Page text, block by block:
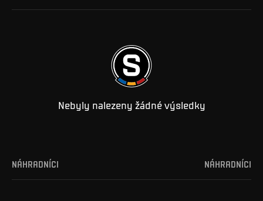
Nebyly nalezeny žádné výsledky
NÁHRADNÍCI NÁHRADNÍCI